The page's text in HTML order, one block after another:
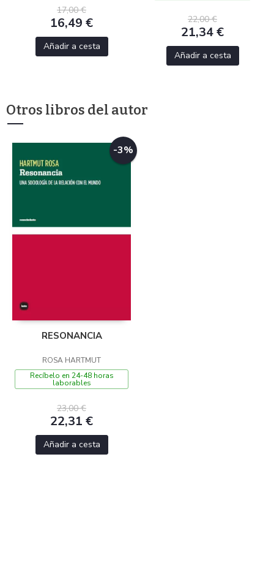
17,00 €
16,49 €
Añadir a cesta
22,00 €
21,34 €
Añadir a cesta
Otros libros del autor
-3%
RESONANCIA
ROSA HARTMUT
Recíbelo en 24-48 horas
laborables
23,00 €
22,31 €
Añadir a cesta